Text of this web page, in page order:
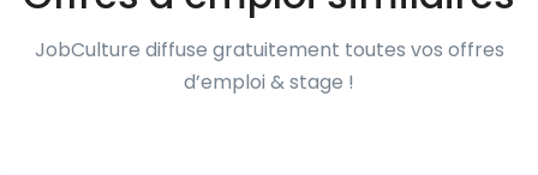
JobCulture diffuse gratuitement toutes vos offres
d’emploi & stage !